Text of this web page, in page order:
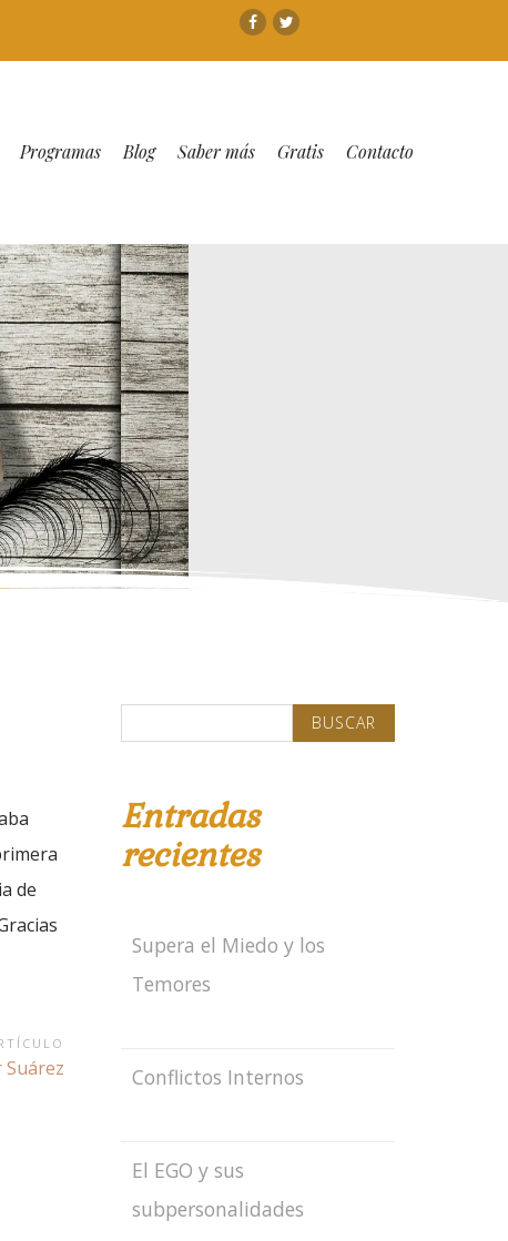
Facebook
Twitter
Programas Blog Saber más Gratis Contacto
de
Suárez
for:
Entradas
recientes
Supera el Miedo y los
Temores
Conflictos Internos
El EGO y sus
subpersonalidades